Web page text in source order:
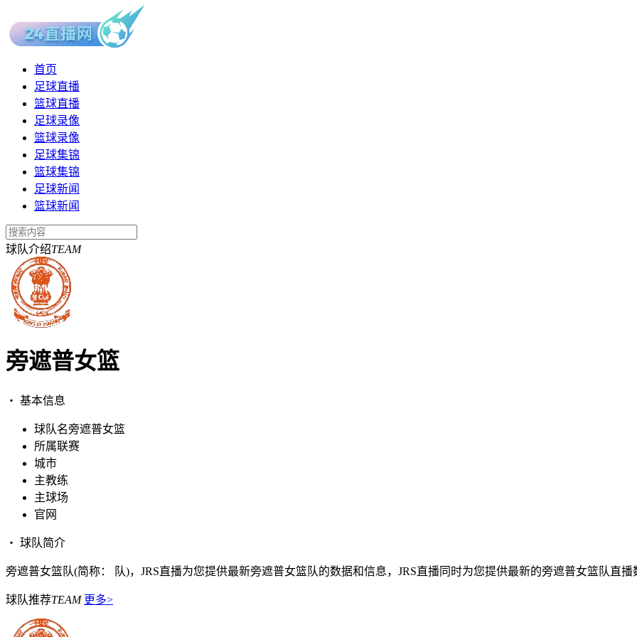
首页
足球直播
篮球直播
足球录像
篮球录像
足球集锦
篮球集锦
足球新闻
篮球新闻
球队介绍TEAM
旁遮普女篮
・ 基本信息
球队名旁遮普女篮
所属联赛
城市
主教练
主球场
官网
・ 球队简介
旁遮普女篮队(简称： 队)，JRS直播为您提供最新旁遮普女篮队的数据和信息，JRS直播同时为您提供最新的旁遮普女篮队直播
球队推荐TEAM 更多>